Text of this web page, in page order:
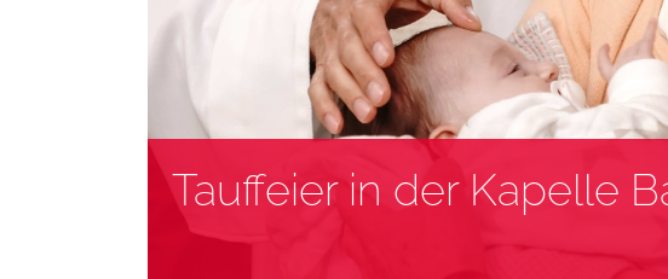
Tauffeier in der Kapelle